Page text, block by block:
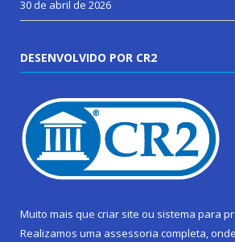
30 de abril de 2026
DESENVOLVIDO POR CR2
Muito mais que criar site ou sistema para
Realizamos uma assessoria completa,